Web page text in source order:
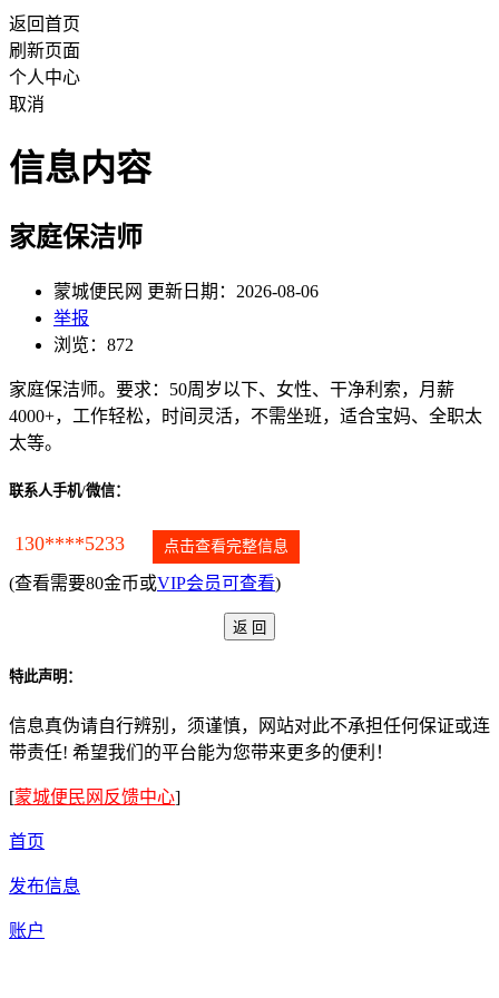
返回首页
刷新页面
个人中心
取消
信息内容
家庭保洁师
蒙城便民网 更新日期：2026-08-06
举报
浏览：872
家庭保洁师。要求：50周岁以下、女性、干净利索，月薪
4000+，工作轻松，时间灵活，不需坐班，适合宝妈、全职太
太等。
联系人手机/微信：
130****5233 点击查看完整信息
(查看需要80金币或VIP会员可查看)
特此声明：
信息真伪请自行辨别，须谨慎，网站对此不承担任何保证或连
带责任! 希望我们的平台能为您带来更多的便利！
[蒙城便民网反馈中心]
首页
发布信息
账户